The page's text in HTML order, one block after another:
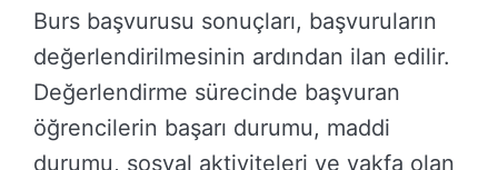
Burs başvurusu sonuçları, başvuruların
değerlendirilmesinin ardından ilan edilir.
Değerlendirme sürecinde başvuran
öğrencilerin başarı durumu, maddi
durumu, sosyal aktiviteleri ve vakfa olan